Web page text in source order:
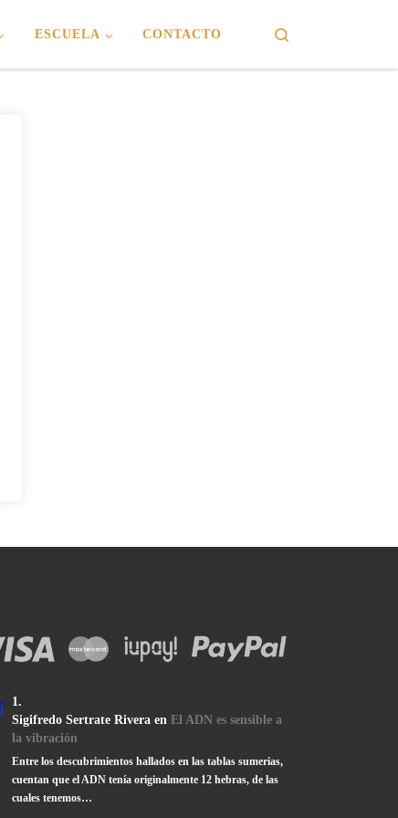
ESCUELA CONTACTO
Sigifredo Sertrate Riveraen El ADN es sensible a
la vibración
Entre los descubrimientos hallados en las tablas sumerias,
cuentan que el ADN tenía originalmente 12 hebras, de las
cuales tenemos…